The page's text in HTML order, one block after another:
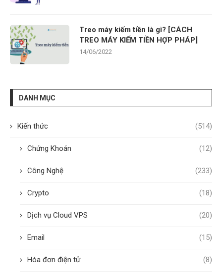
Treo máy kiếm tiền là gì? [CÁCH
TREO MÁY KIẾM TIỀN HỢP PHÁP]
14/06/2022
DANH MỤC
Kiến thức (514)
Chứng Khoán (12)
Công Nghệ (233)
Crypto (18)
Dịch vụ Cloud VPS (20)
Email (15)
Hóa đơn điện tử (8)